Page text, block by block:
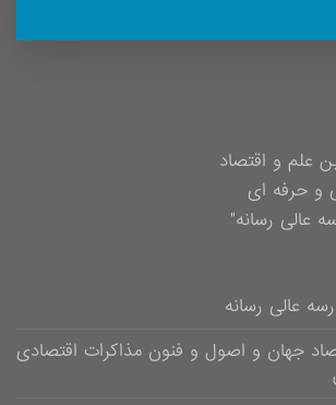
علم و اقتصاد
و حرفه ای
عالی رسانه"
عالی رسانه
جهان و اصول و فنون مذاکرات اقتصادی